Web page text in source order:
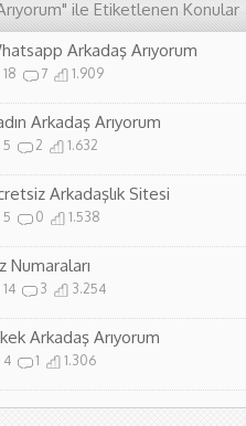
ile Etiketlenen Konular
Arkadaş Arıyorum
18 7 1.909
Arkadaş Arıyorum
5 2 1.632
Arkadaşlık Sitesi
5 0 1.538
Numaraları
14 3 3.254
Arkadaş Arıyorum
4 1 1.306